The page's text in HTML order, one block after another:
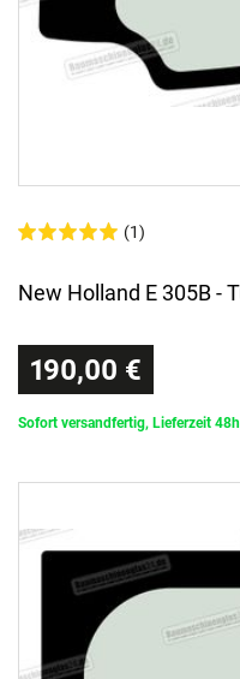
(1)
New Holland E 305B -
190,00 €
Sofort versandfertig, Lieferzeit